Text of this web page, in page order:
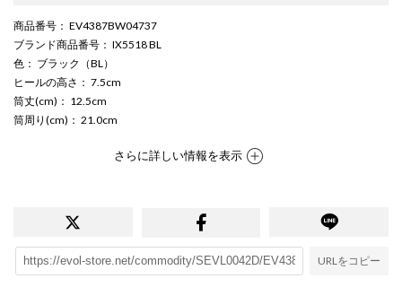
商品番号 ： EV4387BW04737
ブランド商品番号 ： IX5518 BL
色 ： ブラック（BL）
ヒールの高さ ： 7.5cm
筒丈(cm) ： 12.5cm
筒周り(cm) ： 21.0cm
さらに詳しい情報を表示
URLをコピー